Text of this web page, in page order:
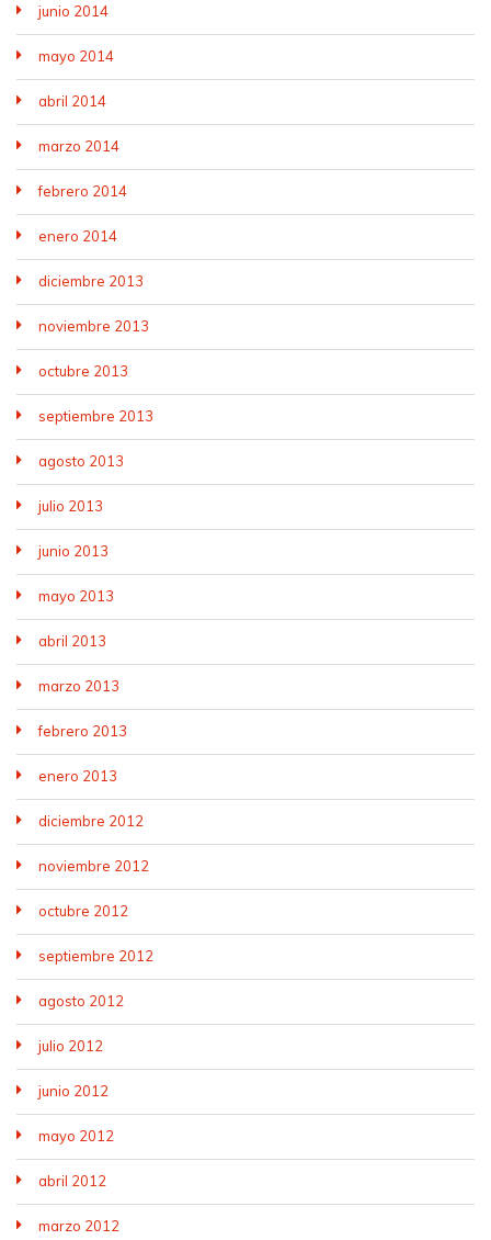
junio 2014
mayo 2014
abril 2014
marzo 2014
febrero 2014
enero 2014
diciembre 2013
noviembre 2013
octubre 2013
septiembre 2013
agosto 2013
julio 2013
junio 2013
mayo 2013
abril 2013
marzo 2013
febrero 2013
enero 2013
diciembre 2012
noviembre 2012
octubre 2012
septiembre 2012
agosto 2012
julio 2012
junio 2012
mayo 2012
abril 2012
marzo 2012